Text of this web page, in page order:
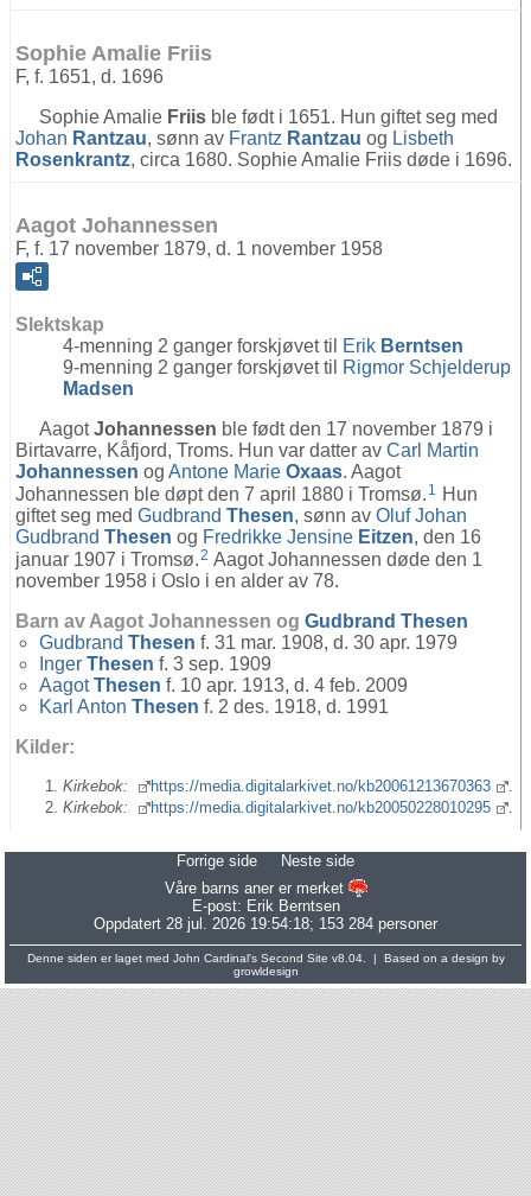
Sophie Amalie Friis
F, f. 1651, d. 1696
Sophie Amalie Friis ble født i 1651. Hun giftet seg med
Johan Rantzau, sønn av Frantz Rantzau og Lisbeth
Rosenkrantz, circa 1680. Sophie Amalie Friis døde i 1696.
Aagot Johannessen
F, f. 17 november 1879, d. 1 november 1958
Slektskap
4-menning 2 ganger forskjøvet til
Erik Berntsen
9-menning 2 ganger forskjøvet til
Rigmor Schjelderup
Madsen
AagotJohannessen ble født den 17 november 1879 i
Birtavarre, Kåfjord, Troms. Hun var datter av Carl Martin
Johannessen og Antone Marie Oxaas. Aagot
Johannessen ble døpt den 7 april 1880 i Tromsø. 1 Hun
giftet seg med Gudbrand Thesen, sønn av Oluf Johan
Gudbrand Thesen og Fredrikke Jensine Eitzen, den 16
januar 1907 i Tromsø.2 Aagot Johannessen døde den 1
november 1958 i Oslo i en alder av 78.
Barn av Aagot Johannessen og Gudbrand Thesen
Gudbrand Thesen f. 31 mar. 1908, d. 30 apr. 1979
Inger Thesen f. 3 sep. 1909
AagotThesen f. 10 apr. 1913, d. 4 feb. 2009
Karl Anton Thesen f. 2 des. 1918, d. 1991
Kilder:
Kirkebok: https://media.digitalarkivet.no/kb20061213670363
Kirkebok:
https://media.digitalarkivet.no/kb20050228010295 .
Forrige side
Neste side
Våre barns aner er merket
E-post: Erik Berntsen
Oppdatert 28 jul. 2026 19:54:18; 153 284 personer
Denne siden er laget med John Cardinal's Second Site v8.04. | Based on a design by
growldesign